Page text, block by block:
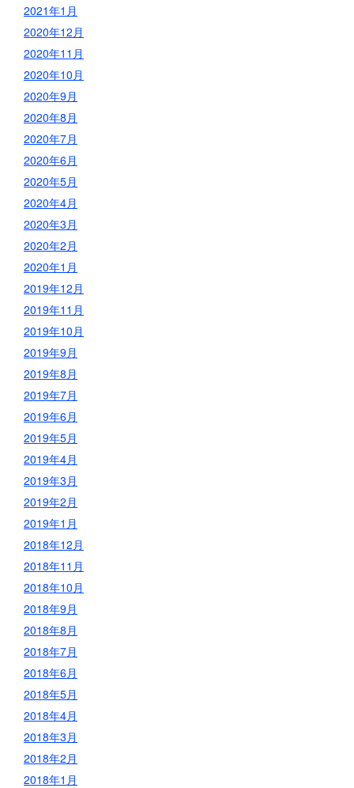
2021年1月
2020年12月
2020年11月
2020年10月
2020年9月
2020年8月
2020年7月
2020年6月
2020年5月
2020年4月
2020年3月
2020年2月
2020年1月
2019年12月
2019年11月
2019年10月
2019年9月
2019年8月
2019年7月
2019年6月
2019年5月
2019年4月
2019年3月
2019年2月
2019年1月
2018年12月
2018年11月
2018年10月
2018年9月
2018年8月
2018年7月
2018年6月
2018年5月
2018年4月
2018年3月
2018年2月
2018年1月